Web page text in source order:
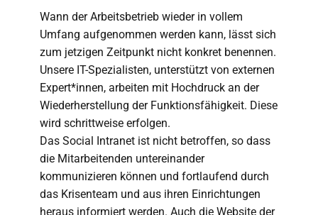
Wann der Arbeitsbetrieb wieder in vollem
Umfang aufgenommen werden kann, lässt sich
zum jetzigen Zeitpunkt nicht konkret benennen.
Unsere IT-Spezialisten, unterstützt von externen
Expert*innen, arbeiten mit Hochdruck an der
Wiederherstellung der Funktionsfähigkeit. Diese
wird schrittweise erfolgen.
Das Social Intranet ist nicht betroffen, so dass
die Mitarbeitenden untereinander
kommunizieren können und fortlaufend durch
das Krisenteam und aus ihren Einrichtungen
heraus informiert werden. Auch die Website der